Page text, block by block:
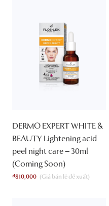
DERMO EXPERT WHITE &
BEAUTY Lightening acid
peel night care – 30ml
(Coming Soon)
₫810,000